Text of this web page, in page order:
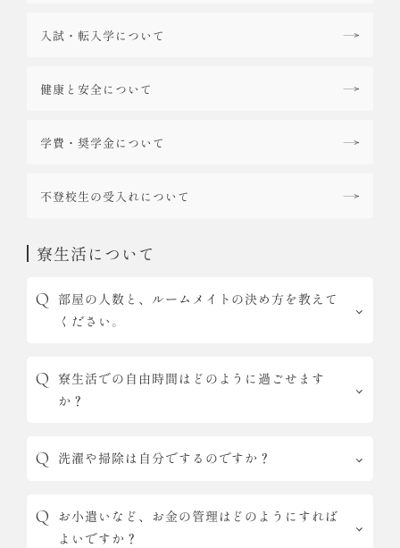
入試・転入学について
健康と安全について
学費・奨学金について
不登校生の受入れについて
寮生活について
部屋の人数と、ルームメイトの決め方を教えて
ください。
寮生活での自由時間はどのように過ごせます
か？
洗濯や掃除は自分でするのですか？
お小遣いなど、お金の管理はどのようにすれば
よいですか？